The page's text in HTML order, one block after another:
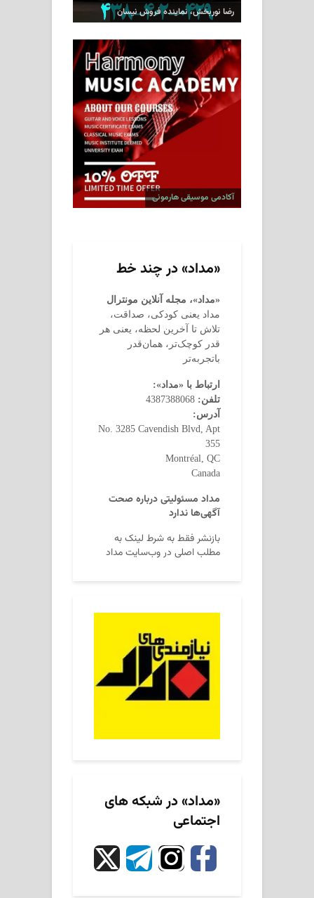
رضا نوربخش، نماینده فروش نیسان
آکادمی موسیقی هارمونی
«مداد» در چند خط
«مداد»، مجله آنلاین مونترال
مداد یعنی کودکی، صداقت،
تلاش تا آخرین لحظه، یعنی هر
قدر کوچک‌تر، همان‌قدر
باتجربه‌تر
ارتباط با «مداد»:
تلفن:
آدرس:
No. 3285 Cavendish Blvd, Apt
355
Montréal, QC
Canada
مداد مسئولیتی درباره صحت
آگهی‌ها ندارد
بازنشر فقط به شرط لینک به
مطلب اصلی در وب‌سایت مداد
«مداد» در شبکه های
اجتماعی